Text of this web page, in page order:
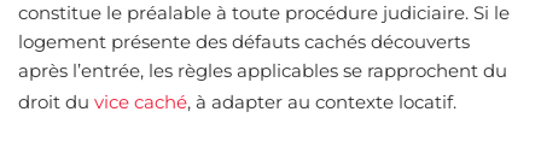
constitue le préalable à toute procédure judiciaire. Si le
logement présente des défauts cachés découverts
après l’entrée, les règles applicables se rapprochent du
droit du vice caché, à adapter au contexte locatif.